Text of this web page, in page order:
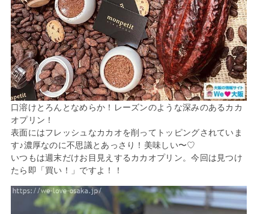
口溶けとろんとなめらか！レーズンのような深みのあるカカ
オプリン！
表面にはフレッシュなカカオを削ってトッピングされていま
す♪濃厚なのに不思議とあっさり！美味しい〜♡
いつもは週末だけお目見えするカカオプリン。今回は見つけ
たら即「買い！」ですよ！！